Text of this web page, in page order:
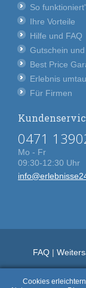
So
Ihre Vorteile
Hilfe und FAQ
Gutschein
Best Price
Erlebnis
Für Firmen
0471
Mo - Fr
09:30-12:30 Uhr
FAQ|
Cookies